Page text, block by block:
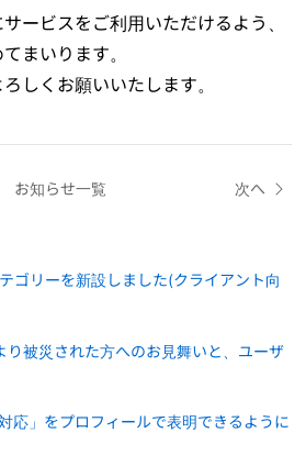
ービスをご利用いただけるよう、
まいります。
しくお願いいたします。
お知らせ一覧 次へ
ゴリーを新設しました(クライアント向
り被災された方へのお見舞いと、ユーザ
応」をプロフィールで表明できるように